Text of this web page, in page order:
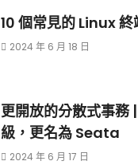
10 個常見的 Linux
2024 年 6 月 18 日
更開放的分散式事務
級，更名為 Seata
2024 年 6 月 17 日